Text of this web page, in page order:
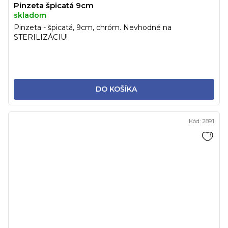
Pinzeta špicatá 9cm
skladom
DO KOŠÍKA
Pinzeta - špicatá, 9cm, chróm. Nevhodné na
STERILIZÁCIU!
Kód: 2891